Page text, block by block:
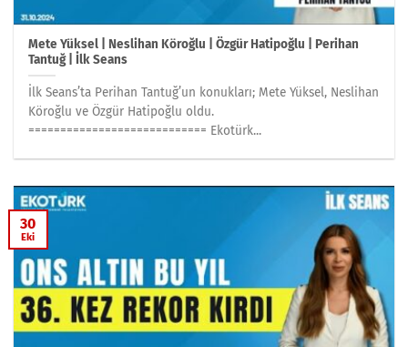
Mete Yüksel | Neslihan Köroğlu | Özgür Hatipoğlu | Perihan
Tantuğ | İlk Seans
İlk Seans’ta Perihan Tantuğ’un konukları; Mete Yüksel, Neslihan
Köroğlu ve Özgür Hatipoğlu oldu.
============================ Ekotürk...
30
Eki